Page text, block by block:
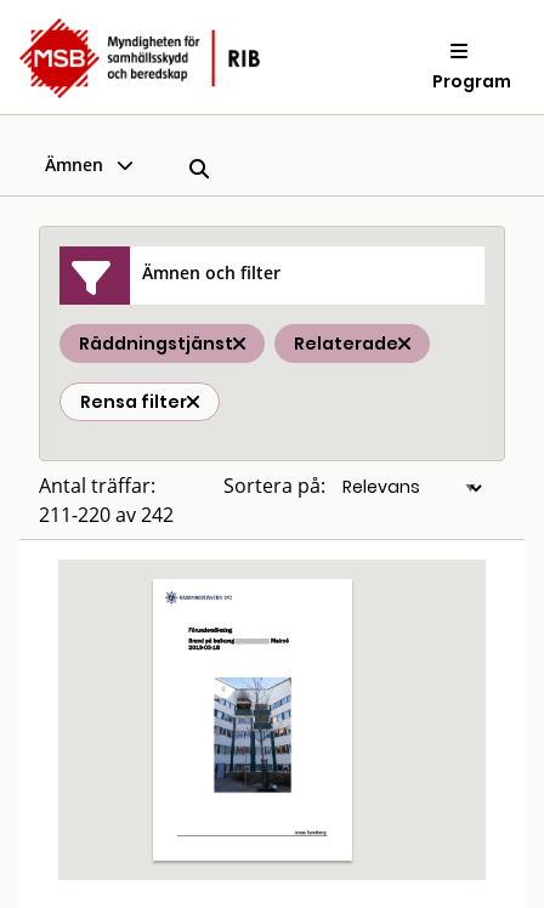
Program
Ämnen
Ämnen och filter
Räddningstjänst Relaterade
Rensa filter
Antal träffar:
211-220 av 242
Sortera på: